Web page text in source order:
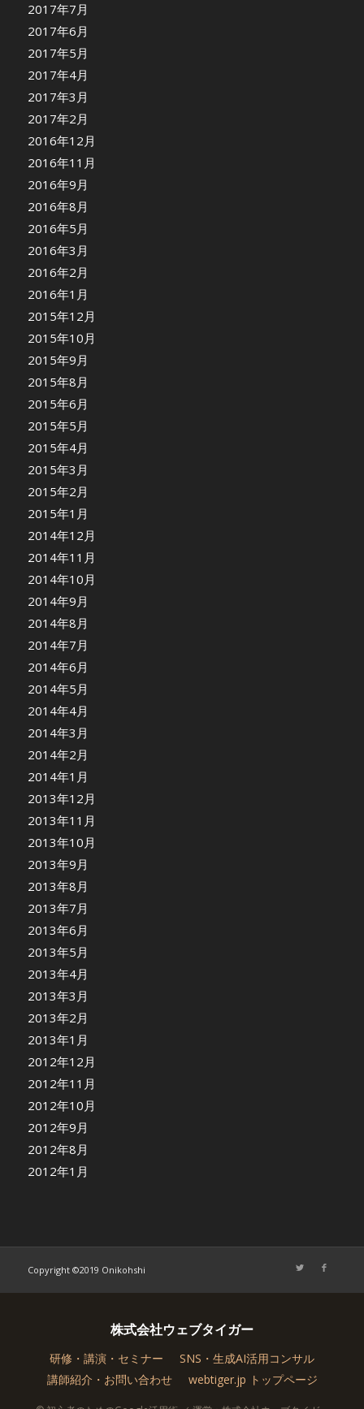
2017年7月
2017年6月
2017年5月
2017年4月
2017年3月
2017年2月
2016年12月
2016年11月
2016年9月
2016年8月
2016年5月
2016年3月
2016年2月
2016年1月
2015年12月
2015年10月
2015年9月
2015年8月
2015年6月
2015年5月
2015年4月
2015年3月
2015年2月
2015年1月
2014年12月
2014年11月
2014年10月
2014年9月
2014年8月
2014年7月
2014年6月
2014年5月
2014年4月
2014年3月
2014年2月
2014年1月
2013年12月
2013年11月
2013年10月
2013年9月
2013年8月
2013年7月
2013年6月
2013年5月
2013年4月
2013年3月
2013年2月
2013年1月
2012年12月
2012年11月
2012年10月
2012年9月
2012年8月
2012年1月
Copyright ©2019 Onikohshi
株式会社ウェブタイガー
研修・講演・セミナー
SNS・生成AI活用コンサル
講師紹介・お問い合わせ
webtiger.jp トップページ